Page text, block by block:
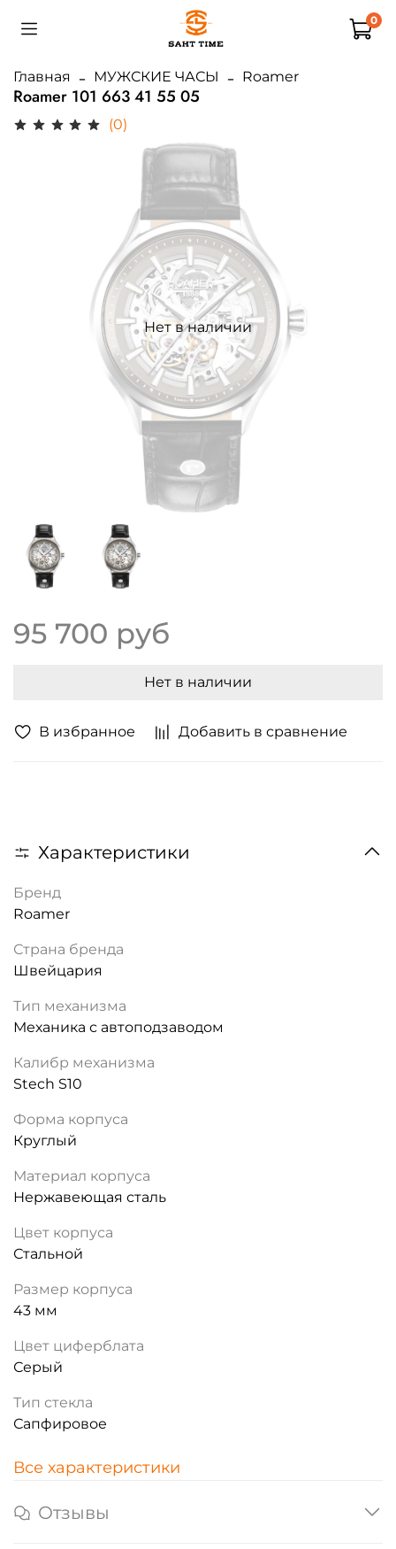
0
Главная МУЖСКИЕ ЧАСЫ Roamer
Roamer 101 663 41 55 05
(0)
В избранное Добавить в сравнение
Нет в наличии
95 700 руб
Нет в наличии
Характеристики
Бренд
Roamer
Страна бренда
Швейцария
Тип механизма
Механика с автоподзаводом
Калибр механизма
Stech S10
Форма корпуса
Круглый
Материал корпуса
Нержавеющая сталь
Цвет корпуса
Стальной
Размер корпуса
43 мм
Цвет циферблата
Серый
Тип стекла
Сапфировое
Все характеристики
Отзывы